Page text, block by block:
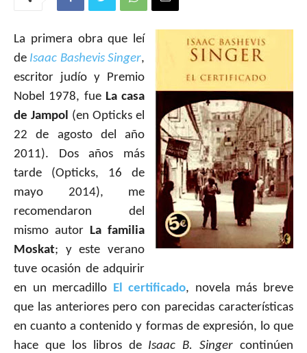
La primera obra que leí
de Isaac Bashevis Singer,
escritor judío y Premio
Nobel 1978, fue La casa
de Jampol (en Opticks el
22 de agosto del año
2011). Dos años más
tarde (Opticks, 16 de
mayo 2014), me
recomendaron del
mismo autor La familia
Moskat;
y este verano
tuve ocasión de adquirir
en un mercadillo El certificado, novela más breve
que las anteriores pero con parecidas características
en cuanto a contenido y formas de expresión, lo que
hace que los libros de Isaac B. Singer continúen